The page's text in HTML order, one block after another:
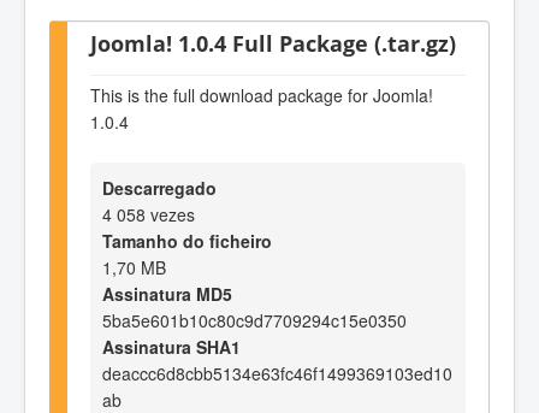
Joomla! 1.0.4 Full Package (.tar.gz)
This is the full download package for Joomla!
1.0.4
Descarregado
4 058 vezes
Tamanho do ficheiro
1,70 MB
Assinatura MD5
5ba5e601b10c80c9d7709294c15e0350
Assinatura SHA1
deaccc6d8cbb5134e63fc46f1499369103ed10
ab